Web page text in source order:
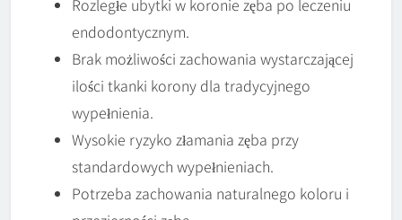
Rozległe ubytki w koronie zęba po leczeniu
endodontycznym.
Brak możliwości zachowania wystarczającej
ilości tkanki korony dla tradycyjnego
wypełnienia.
Wysokie ryzyko złamania zęba przy
standardowych wypełnieniach.
Potrzeba zachowania naturalnego koloru i